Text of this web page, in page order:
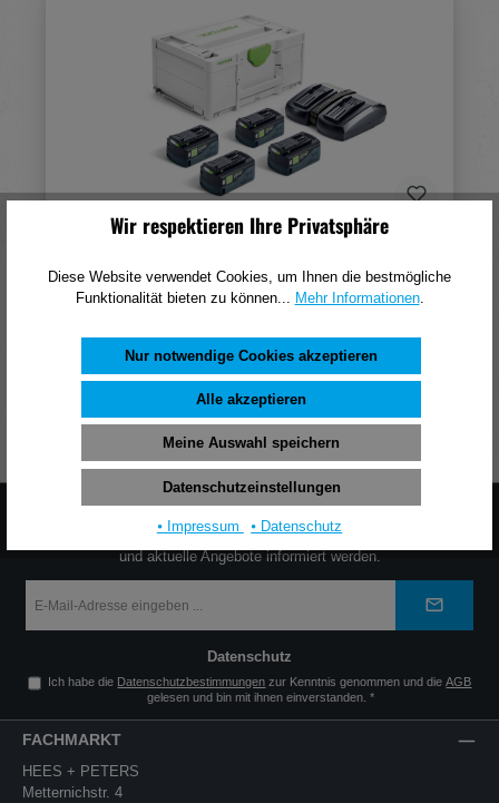
Preis auf Anfrage
In den Warenkorb
NEWSLETTER
Jetzt den Newsletter abonnieren und zuverlässig über neue Produkte
und aktuelle Angebote informiert werden.
Mail-
Datenschutz
Ich habe die Datenschutzbestimmungen zur Kenntnis genommen und dieAGB
gelesen und bin mit ihnen einverstanden. *
FACHMARKT
HEES + PETERS
Metternichstr. 4
Wir respektieren Ihre Privatsphäre
Diese Website verwendet Cookies, um Ihnen die bestmögliche
Funktionalität bieten zu können...
Mehr Informationen.
Nur notwendige Cookies akzeptieren
Alle akzeptieren
Meine Auswahl speichern
Datenschutzeinstellungen
⦁ Impressum ⦁ Datenschutz